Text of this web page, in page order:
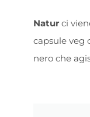
Naturci
capsule veg
nero che